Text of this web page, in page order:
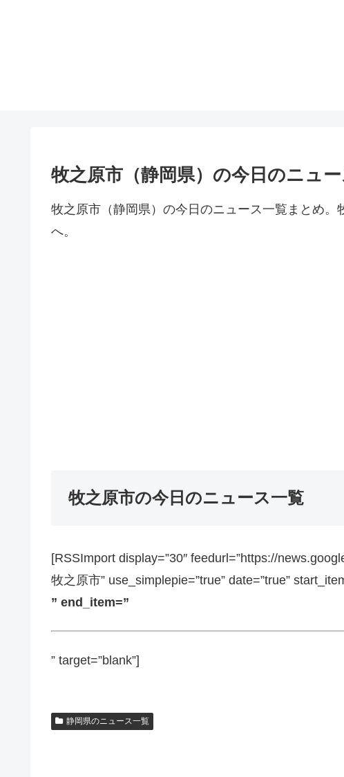
牧之原市（静岡県）の今日のニュ
牧之原市（静岡県）の今日のニュース一覧まとめ
へ。
牧之原市の今日のニュース一覧
[RSSImport display=”30″ feedurl=”https://
牧之原市” use_simplepie=”true” date=”true”
” end_item=”
” target=”blank”]
静岡県のニュース一覧